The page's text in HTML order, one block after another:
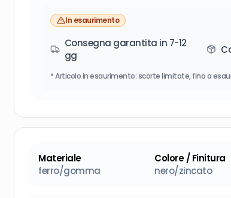
In esaurimento
Consegna garantita in 7-12
gg
* Articolo in esaurimento: scorte limitate, fino a
Materiale
ferro/gomma
Colore / Finitura
nero/zincato